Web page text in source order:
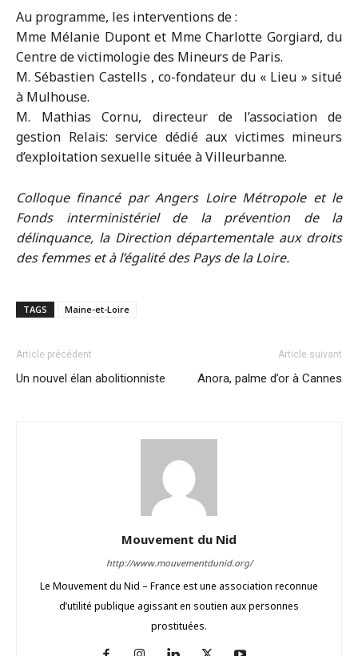
Au programme, les interventions de :
Mme Mélanie Dupont et Mme Charlotte Gorgiard, du
Centre de victimologie des Mineurs de Paris.
M. Sébastien Castells , co-fondateur du « Lieu » situé
à Mulhouse.
M. Mathias Cornu, directeur de l’association de
gestion Relais: service dédié aux victimes mineurs
d’exploitation sexuelle située à Villeurbanne.
Colloque financé par Angers Loire Métropole et le
Fonds interministériel de la prévention de la
délinquance, la Direction départementale aux droits
des femmes et à l’égalité des Pays de la Loire.
TAGS Maine-et-Loire
Article précédent
Un nouvel élan abolitionniste
Article suivant
Anora, palme d’or à Cannes
Mouvement du Nid
http://www.mouvementdunid.org/
Le Mouvement du Nid – France est une association reconnue
d’utilité publique agissant en soutien aux personnes
prostituées.